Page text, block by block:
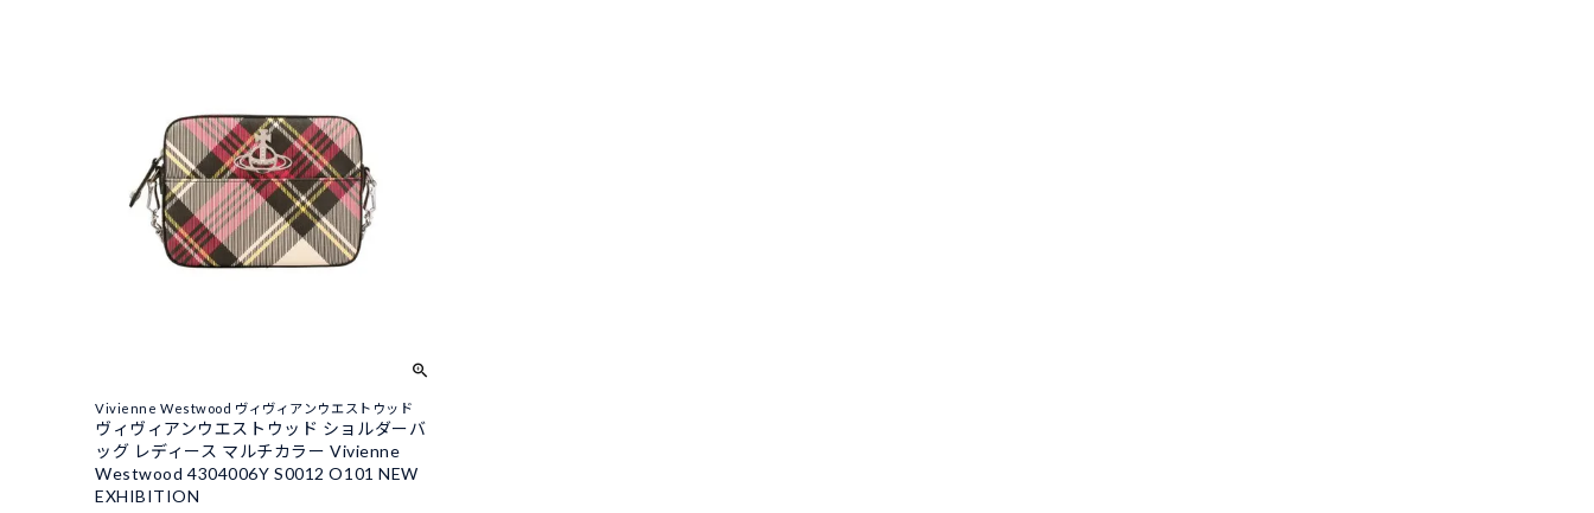
Vivienne Westwood ヴィヴィアンウエストウッド
ヴィヴィアンウエストウッド ショルダーバ
ッグ レディース マルチカラー Vivienne
Westwood 4304006Y S0012 O101 NEW
EXHIBITION